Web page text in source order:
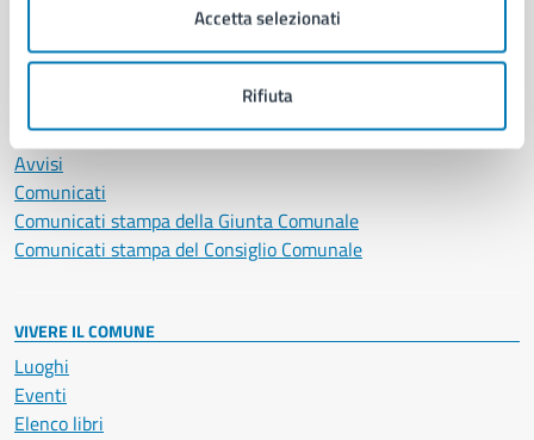
Accetta selezionati
Rifiuta
Notizie
Avvisi
Comunicati
Comunicati stampa della Giunta Comunale
Comunicati stampa del Consiglio Comunale
VIVERE IL COMUNE
Luoghi
Eventi
Elenco libri